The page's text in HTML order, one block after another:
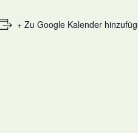
+ Zu Google Kalender